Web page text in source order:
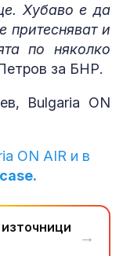
Хубаво е да
притесняват и
по няколко
за БНР.
Bulgaria ON
ON AIR и в
→